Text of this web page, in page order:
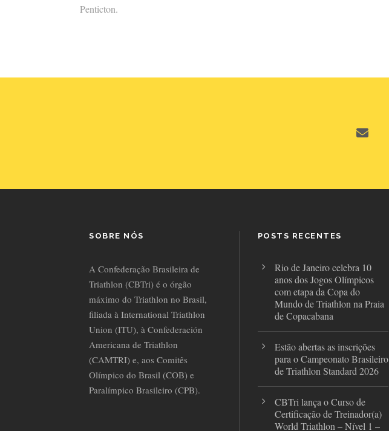
Penticton.
SOBRE NÓS
A Confederação Brasileira de
Triathlon (CBTri) é o órgão
máximo do Triathlon no Brasil,
filiada à International Triathlon
Union (ITU), à Confederación
Americana de Triathlon
(CAMTRI) e, aos Comitês
Olímpico do Brasil (COB) e
Paralímpico Brasileiro (CPB).
POSTS RECENTES
Rio de Janeiro celebra 10
anos dos Jogos Olímpicos
com etapa da Copa do
Mundo de Triathlon na Praia
de Copacabana
Estão abertas as inscrições
para o Campeonato Brasileiro
de Triathlon Standard 2026
CBTri lança o Curso de
Certificação de Treinador(a)
World Triathlon – Nível 1 –